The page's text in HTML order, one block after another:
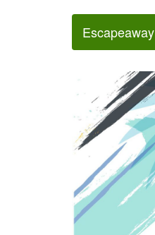
Escapeaway